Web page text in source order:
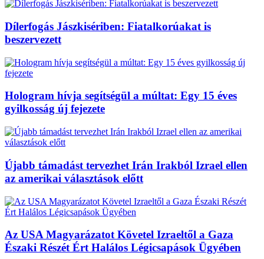
Dílerfogás Jászkisériben: Fiatalkorúakat is
beszervezett
Hologram hívja segítségül a múltat: Egy 15 éves
gyilkosság új fejezete
Újabb támadást tervezhet Irán Irakból Izrael ellen
az amerikai választások előtt
Az USA Magyarázatot Követel Izraeltől a Gaza
Északi Részét Ért Halálos Légicsapások Ügyében